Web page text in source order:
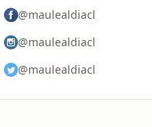
@maulealdiacl
@maulealdiacl
@maulealdiacl